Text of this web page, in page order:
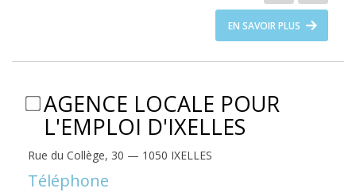
EN SAVOIR PLUS
AGENCE LOCALE POUR
L'EMPLOI D'IXELLES
Rue du Collège, 30 — 1050 IXELLES
Téléphone